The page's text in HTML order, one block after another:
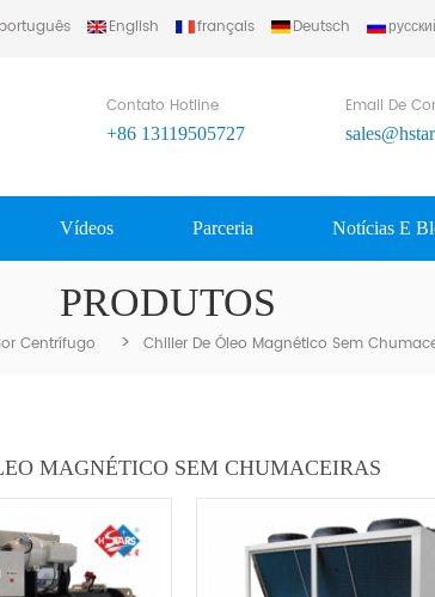
português English français Deutsch
Contato Hotline
+86 13119505727
Email De
Vídeos Parceria Notícias E
PRODUTOS
Centrífugo > Chiller De Óleo Magnético Sem
MAGNÉTICO SEM CHUMACEIRAS